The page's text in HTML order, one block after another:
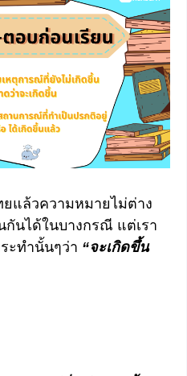
ยแล้วความหมายไม่ต่าง
นได้ในบางกรณี แต่เรา
ะทำนั้นๆว่า “จะเกิดขึ้น